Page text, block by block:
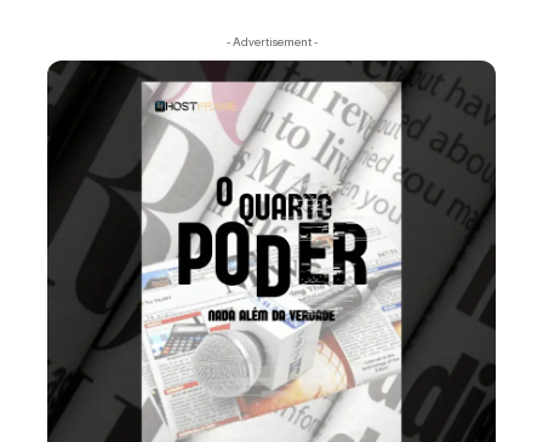
- Advertisement -